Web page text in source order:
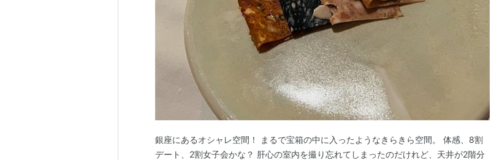
銀座にあるオシャレ空間！ まるで宝箱の中に入ったようなきらきら空間。 体感、8割
デート、2割女子会かな？ 肝心の室内を撮り忘れてしまったのだけれど、天井が2階分